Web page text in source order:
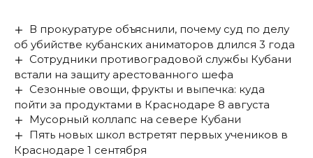
В прокуратуре объяснили, почему суд по делу
об убийстве кубанских аниматоров длился 3 года
Сотрудники противоградовой службы Кубани
встали на защиту арестованного шефа
Сезонные овощи, фрукты и выпечка: куда
пойти за продуктами в Краснодаре 8 августа
Мусорный коллапс на севере Кубани
Пять новых школ встретят первых учеников в
Краснодаре 1 сентября